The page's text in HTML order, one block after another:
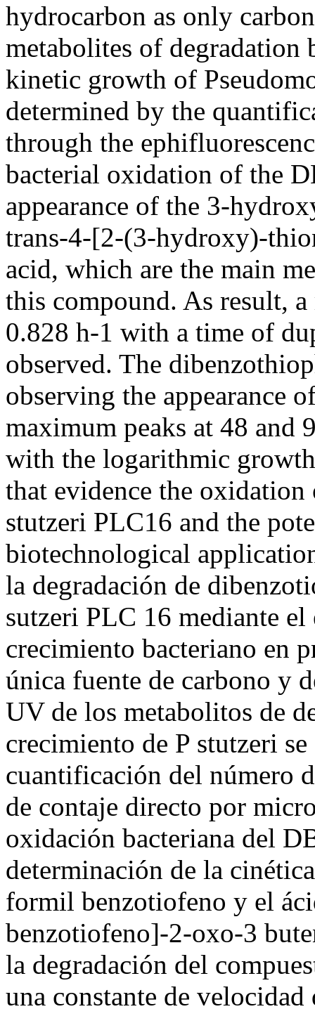
hydrocarbon as only
metabolites of degradation
kinetic growth of
determined by the
through the
bacterial oxidation of the
appearance of the 3-
trans-4-[2-(3-hydroxy)-
acid, which are the main
this compound. As result,
0.828 h-1 with a time of
observed. The
observing the appearance
maximum peaks at 48 and
with the logarithmic
that evidence the
stutzeri PLC16 and the
biotechnological
la degradación de
sutzeri PLC 16 mediante
crecimiento bacteriano en
única fuente de carbono y
UV de los metabolitos de
crecimiento de P stutzeri
cuantificación del número
de contaje directo por
oxidación bacteriana del
determinación de la
formil benzotiofeno y el
benzotiofeno]-2-oxo-3
la degradación del
una constante de